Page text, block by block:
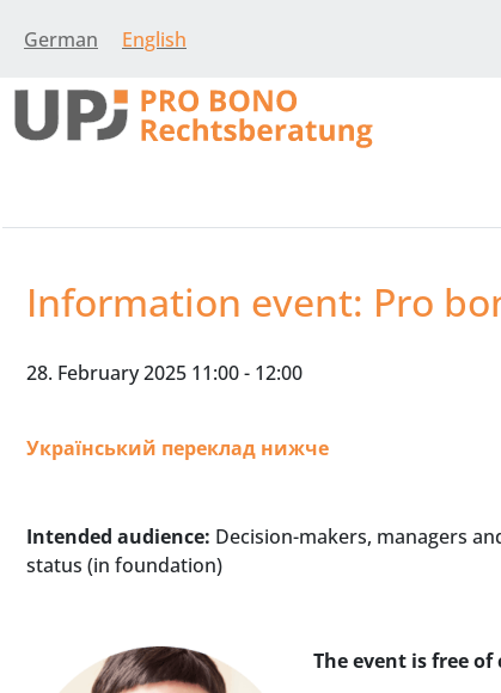
German English
Information event: Pro
28. February 2025 11:00- 12:00
Український переклад нижче
Intended audience: Decision-makers, managers
status (in foundation)
The event is free of